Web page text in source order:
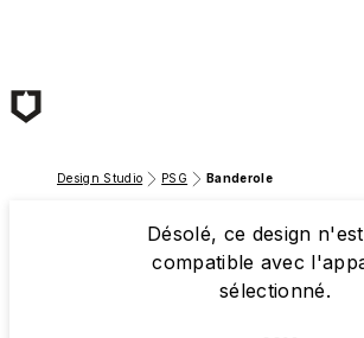
Design Studio PSG Banderole
Désolé, ce design
compatible avec
sélectionné.